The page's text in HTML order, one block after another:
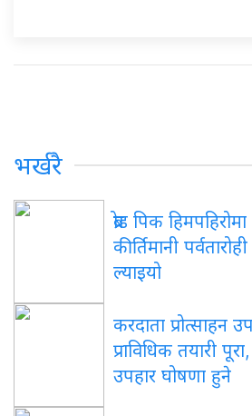
भर्खरै
ब्रोड पिक
कीर्तिमानी
ल्याइयो
करदाता प्रोत्साहन
प्राविधिक तयारी
उपहार घोषणा हुने